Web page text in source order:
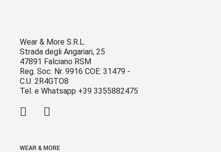
Wear & More S.R.L.
Strada degli Angariari, 25
47891 Falciano RSM
Reg. Soc. Nr. 9916 COE: 31479 -
C.U. 2R4GTO8
Tel. e Whatsapp +39 3355882475
WEAR & MORE